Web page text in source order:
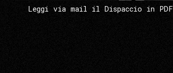
Leggi via mail il Dispaccio in PDF